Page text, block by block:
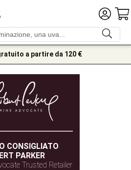
a partire da 120 €
CONSIGLIATO
PARKER
Trusted Retailer